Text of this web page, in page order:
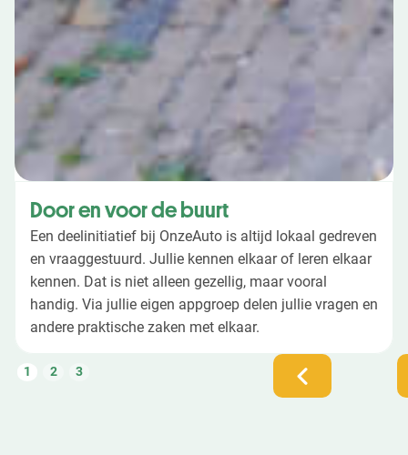
Door en voor de buurt
Een deelinitiatief bij OnzeAuto is altijd lokaal gedreven
en vraaggestuurd. Jullie kennen elkaar of leren elkaar
kennen. Dat is niet alleen gezellig, maar vooral
handig. Via jullie eigen appgroep delen jullie vragen en
andere praktische zaken met elkaar.
1 2 3